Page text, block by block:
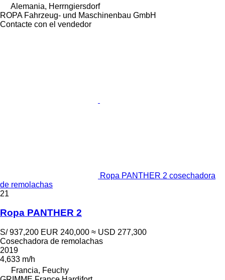
Alemania, Herrngiersdorf
ROPA Fahrzeug- und Maschinenbau GmbH
Contacte con el vendedor
Ropa PANTHER 2 cosechadora
de remolachas
21
Ropa PANTHER 2
S/ 937,200 EUR 240,000 ≈ USD 277,300
Cosechadora de remolachas
2019
4,633 m/h
Francia, Feuchy